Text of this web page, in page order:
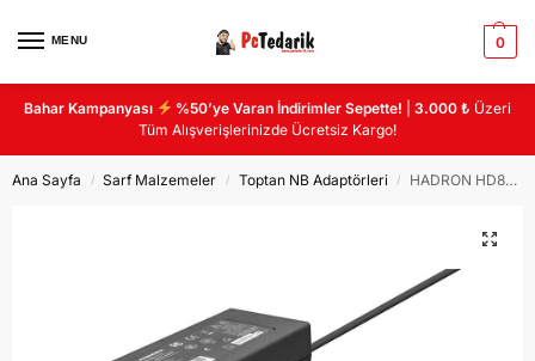
MENU 0
Bahar Kampanyası %50’ye Varan İndirimler Sepette! |3.000 ₺ Üzeri
Tüm Alışverişlerinizde Ücretsiz Kargo!
Ana Sayfa / Sarf Malzemeler / Toptan NB Adaptörleri / HADRON HD8857 NOTEBOOK ADAPTÖR 120W 19V 8A 4.5*3.0 HP